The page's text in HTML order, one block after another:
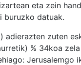
eta zein
buruzko datuak.
adierazten zuten
% 34koa